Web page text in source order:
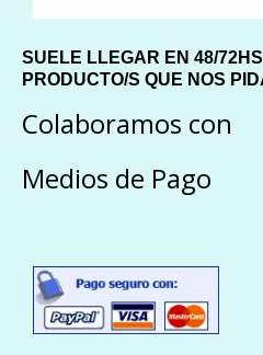
SUELE LLEGAR EN 48/
PRODUCTO/S QUE NOS
Colaboramos con
Medios de Pago